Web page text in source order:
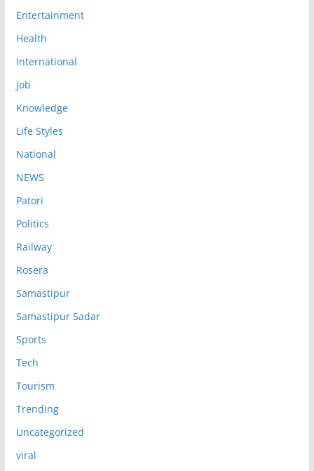
Entertainment
Health
International
Job
Knowledge
Life Styles
National
NEWS
Patori
Politics
Railway
Rosera
Samastipur
Samastipur Sadar
Sports
Tech
Tourism
Trending
Uncategorized
viral